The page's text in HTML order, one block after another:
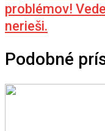
problémov!
nerieši.
Podobné